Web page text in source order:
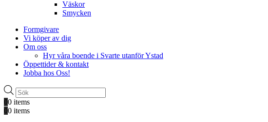
Väskor
Smycken
Formgivare
Vi köper av dig
Om oss
Hyr våra boende i Svarte utanför Ystad
Öppettider & kontakt
Jobba hos Oss!
Produktsökning
00 items
00 items